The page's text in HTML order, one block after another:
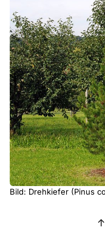
Bild: Drehkiefer (Pinus
↑